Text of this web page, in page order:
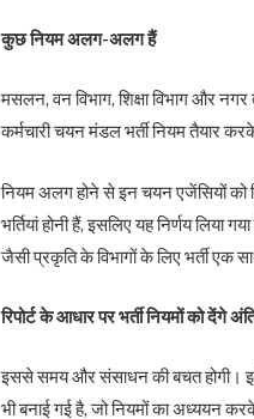
कुछ नियम अलग-अलग हैं
मसलन, वन विभाग, शिक्षा विभाग और
कर्मचारी चयन मंडल भर्ती नियम तैयार
नियम अलग होने से इन चयन एजेंसियों को
भर्तियां होनी हैं, इसलिए यह निर्णय लिया
जैसी प्रकृति के विभागों के लिए भर्ती एक
रिपोर्ट के आधार पर भर्ती नियमों को देंगे
इससे समय और संसाधन की बचत होगी। इसे
भी बनाई गई है, जो नियमों का अध्ययन